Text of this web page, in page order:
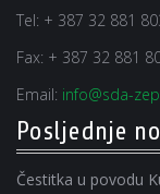
Tel: + 387 32 881
Fax: + 387 32 881
Email: info@sda-
Posljednje
Čestitka u povodu